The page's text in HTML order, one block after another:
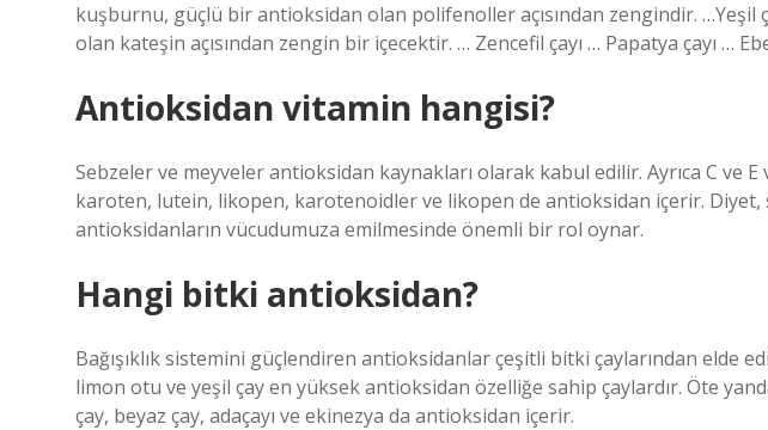
kuşburnu, güçlü bir antioksidan olan polifenoller açısından zengindir. …Yeşil
olan kateşin açısından zengin bir içecektir. … Zencefil çayı … Papatya çayı …
Antioksidan vitamin hangisi?
Sebzeler ve meyveler antioksidan kaynakları olarak kabul edilir. Ayrıca C ve
karoten, lutein, likopen, karotenoidler ve likopen de antioksidan içerir. Diyet,
antioksidanların vücudumuza emilmesinde önemli bir rol oynar.
Hangi bitki antioksidan?
Bağışıklık sistemini güçlendiren antioksidanlar çeşitli bitki çaylarından elde
limon otu ve yeşil çay en yüksek antioksidan özelliğe sahip çaylardır. Öte
çay, beyaz çay, adaçayı ve ekinezya da antioksidan içerir.